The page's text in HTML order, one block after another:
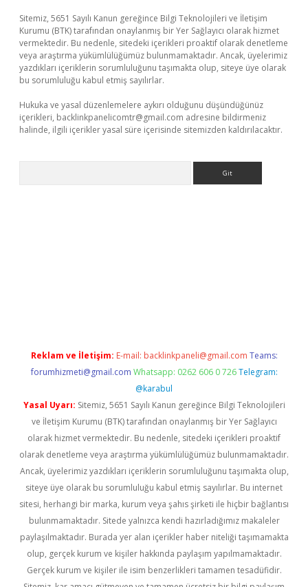
Sitemiz, 5651 Sayılı Kanun gereğince Bilgi Teknolojileri ve İletişim
Kurumu (BTK) tarafından onaylanmış bir Yer Sağlayıcı olarak hizmet
vermektedir. Bu nedenle, sitedeki içerikleri proaktif olarak denetleme
veya araştırma yükümlülüğümüz bulunmamaktadır. Ancak, üyelerimiz
yazdıkları içeriklerin sorumluluğunu taşımakta olup, siteye üye olarak
bu sorumluluğu kabul etmiş sayılırlar.
Hukuka ve yasal düzenlemelere aykırı olduğunu düşündüğünüz
içerikleri, backlinkpanelicomtr@gmail.com adresine bildirmeniz
halinde, ilgili içerikler yasal süre içerisinde sitemizden kaldırılacaktır.
Reklam ve İletişim: E-mail: backlinkpaneli@gmail.com Teams:
forumhizmeti@gmail.com Whatsapp: 0262 606 0 726 Telegram:
@karabul
Yasal Uyarı: Sitemiz, 5651 Sayılı Kanun gereğince Bilgi Teknolojileri
ve İletişim Kurumu (BTK) tarafından onaylanmış bir Yer Sağlayıcı
olarak hizmet vermektedir. Bu nedenle, sitedeki içerikleri proaktif
olarak denetleme veya araştırma yükümlülüğümüz bulunmamaktadır.
Ancak, üyelerimiz yazdıkları içeriklerin sorumluluğunu taşımakta olup,
siteye üye olarak bu sorumluluğu kabul etmiş sayılırlar. Bu internet
sitesi, herhangi bir marka, kurum veya şahıs şirketi ile hiçbir bağlantısı
bulunmamaktadır. Sitede yalnızca kendi hazırladığımız makaleler
paylaşılmaktadır. Burada yer alan içerikler haber niteliği taşımamakta
olup, gerçek kurum ve kişiler hakkında paylaşım yapılmamaktadır.
Gerçek kurum ve kişiler ile isim benzerlikleri tamamen tesadüfidir.